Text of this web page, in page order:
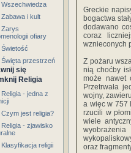
Wszechwiedza
Zabawa i kult
Zarys
ofiary
Świetość
Święta przestrzeń
Religia
Religia - jedna z
Czym jest religia?
Religia - zjawisko
Klasyfikacja religii
Greckie
bo­gactwa
dodawano
coraz
wznieconych
Z pożaru
nią choćby
może nawet
Przetrwała
wojny,
a więc w 757
rzucili w
wiele
oraz